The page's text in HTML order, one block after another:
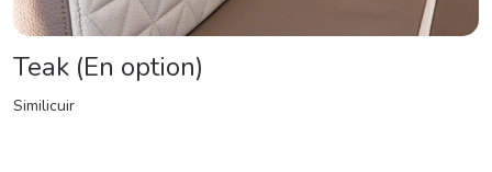
Teak (En option)
Similicuir